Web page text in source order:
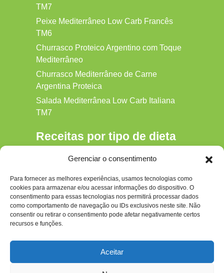
Gerenciar o consentimento
Para fornecer as melhores experiências, usamos tecnologias como
cookies para armazenar e/ou acessar informações do dispositivo. O
consentimento para essas tecnologias nos permitirá processar dados
como comportamento de navegação ou IDs exclusivos neste site. Não
consentir ou retirar o consentimento pode afetar negativamente certos
recursos e funções.
Aceitar
TM7
Peixe Mediterrâneo Low Carb Francês
TM6
Churrasco Proteico Argentino com Toque
Mediterrâneo
Churrasco Mediterrâneo de Carne
Argentina Proteica
Salada Mediterrânea Low Carb Italiana
TM7
Receitas por tipo de dieta
Gluten‑free
Hipocalórica
Low Carb
Nenhum
Paleo